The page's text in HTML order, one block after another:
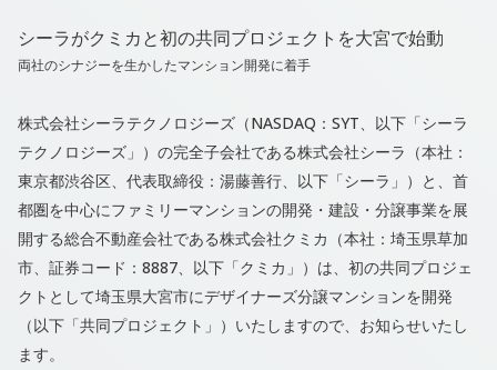
シーラがクミカと初の共同プロジェクトを大宮で始動
両社のシナジーを生かしたマンション開発に着手
株式会社シーラテクノロジーズ（NASDAQ：SYT、以下「シーラ
テクノロジーズ」）の完全子会社である株式会社シーラ（本社：
東京都渋谷区、代表取締役：湯藤善行、以下「シーラ」）と、首
都圏を中心にファミリーマンションの開発・建設・分譲事業を展
開する総合不動産会社である株式会社クミカ（本社：埼玉県草加
市、証券コード：8887、以下「クミカ」）は、初の共同プロジェ
クトとして埼玉県大宮市にデザイナーズ分譲マンションを開発
（以下「共同プロジェクト」）いたしますので、お知らせいたし
ます。